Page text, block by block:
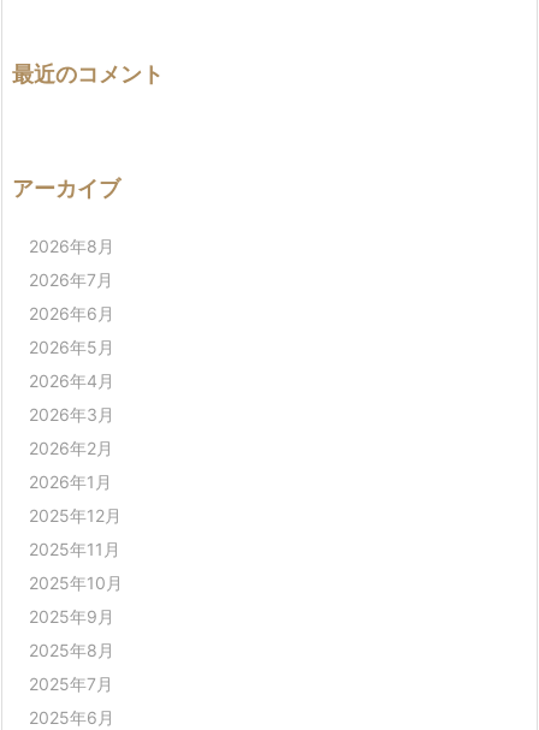
最近のコメント
アーカイブ
2026年8月
2026年7月
2026年6月
2026年5月
2026年4月
2026年3月
2026年2月
2026年1月
2025年12月
2025年11月
2025年10月
2025年9月
2025年8月
2025年7月
2025年6月